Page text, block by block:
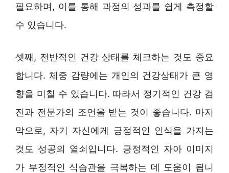
필요하며, 이를 통해 과정의 성과를 쉽게 측정할
수 있습니다.
셋째, 전반적인 건강 상태를 체크하는 것도 중요
합니다. 체중 감량에는 개인의 건강상태가 큰 영
향을 미칠 수 있습니다. 따라서 정기적인 건강 검
진과 전문가의 조언을 받는 것이 좋습니다. 마지
막으로, 자기 자신에게 긍정적인 인식을 가지는
것도 성공의 열쇠입니다. 긍정적인 자아 이미지
가 부정적인 식습관을 극복하는 데 도움이 됩니